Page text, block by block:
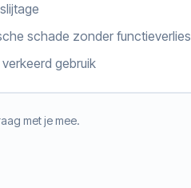
schade zonder functieverlies
gebruik
met je mee.